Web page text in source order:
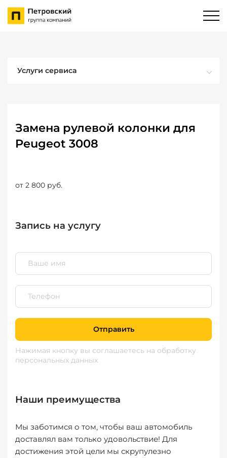
Услуги сервиса
Замена рулевой колонки для
Peugeot 3008
от 2 800 руб.
Запись на услугу
Отправить
Нажимая кнопку вы соглашаетесь на обработку
персональных данных
Наши преимущества
Мы заботимся о том, чтобы ваш автомобиль
доставлял вам только удовольствие! Для
достижения этой цели мы скрупулезно